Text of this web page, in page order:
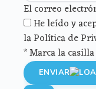
El correo
He leído y
la Política de
* Marca la
ENVIAR